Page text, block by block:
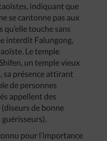
indiquant que
se cantonne pas aux
qu’elle touche sans
interdit Falungong,
Le temple
un temple vieux
sa présence attirant
de personnes
appellent des
(diseurs de bonne
pour l’importance